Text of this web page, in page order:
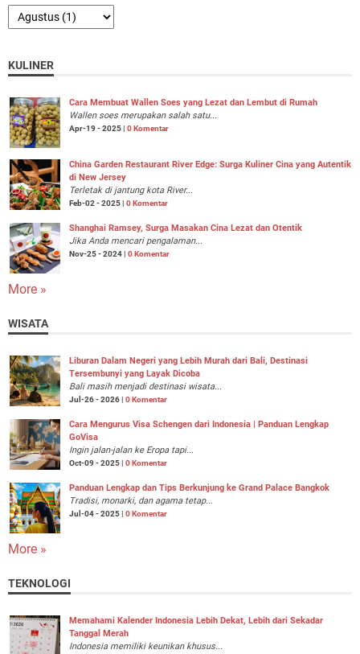
KULINER
Cara Membuat Wallen Soes yang Lezat dan Lembut di Rumah
Wallen soes merupakan salah satu...
Apr-19 - 2025 | 0 Komentar
China Garden Restaurant River Edge: Surga Kuliner Cina yang Autentik
di New Jersey
Terletak di jantung kota River...
Feb-02 - 2025 | 0 Komentar
Shanghai Ramsey, Surga Masakan Cina Lezat dan Otentik
Jika Anda mencari pengalaman...
Nov-25 - 2024 | 0 Komentar
More »
WISATA
Liburan Dalam Negeri yang Lebih Murah dari Bali, Destinasi
Tersembunyi yang Layak Dicoba
Bali masih menjadi destinasi wisata...
Jul-26 - 2026 | 0 Komentar
Cara Mengurus Visa Schengen dari Indonesia | Panduan Lengkap
GoVisa
Ingin jalan-jalan ke Eropa tapi...
Oct-09 - 2025 | 0 Komentar
Panduan Lengkap dan Tips Berkunjung ke Grand Palace Bangkok
Tradisi, monarki, dan agama tetap...
Jul-04 - 2025 | 0 Komentar
More »
TEKNOLOGI
Memahami Kalender Indonesia Lebih Dekat, Lebih dari Sekadar
Tanggal Merah
Indonesia memiliki keunikan khusus...